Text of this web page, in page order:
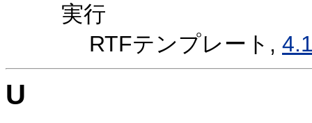
実行
RTFテンプレート,
U